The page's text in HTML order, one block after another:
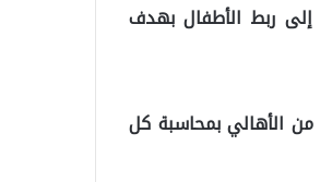
ربط الأطفال بهدف
الأهالي بمحاسبة كل